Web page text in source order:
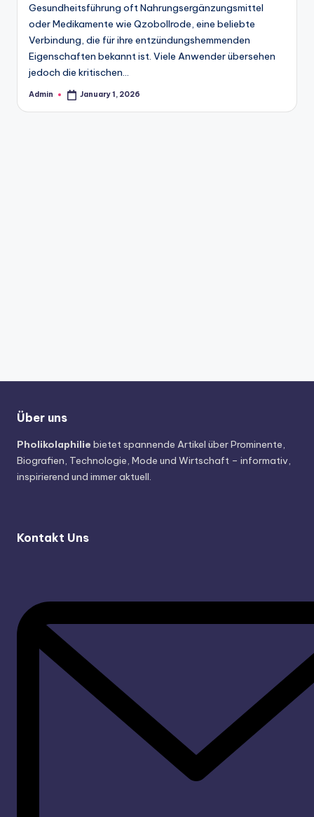
Gesundheitsführung oft Nahrungsergänzungsmittel
oder Medikamente wie Qzobollrode, eine beliebte
Verbindung, die für ihre entzündungshemmenden
Eigenschaften bekannt ist. Viele Anwender übersehen
jedoch die kritischen…
Admin January 1, 2026
Über uns
Pholikolaphilie bietet spannende Artikel über Prominente,
Biografien, Technologie, Mode und Wirtschaft – informativ,
inspirierend und immer aktuell.
Kontakt Uns